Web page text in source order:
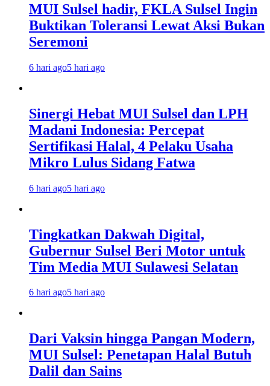
MUI Sulsel hadir, FKLA Sulsel Ingin
Buktikan Toleransi Lewat Aksi Bukan
Seremoni
6 hari ago5 hari ago
Sinergi Hebat MUI Sulsel dan LPH
Madani Indonesia: Percepat
Sertifikasi Halal, 4 Pelaku Usaha
Mikro Lulus Sidang Fatwa
6 hari ago5 hari ago
Tingkatkan Dakwah Digital,
Gubernur Sulsel Beri Motor untuk
Tim Media MUI Sulawesi Selatan
6 hari ago5 hari ago
Dari Vaksin hingga Pangan Modern,
MUI Sulsel: Penetapan Halal Butuh
Dalil dan Sains